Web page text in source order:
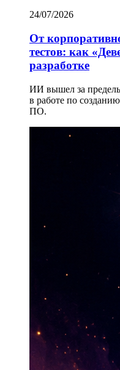
24/07/2026
От
тестов: как
разработке
ИИ вышел за
в работе по
ПО.